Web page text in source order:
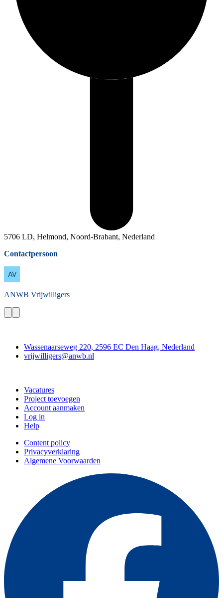
5706 LD, Helmond, Noord-Brabant, Nederland
Contactpersoon
ANWB Vrijwilligers
Wassenaarseweg 220, 2596 EC Den Haag, Nederland
vrijwilligers@anwb.nl
Vacatures
Project toevoegen
Account aanmaken
Log in
Help
Content policy
Privacyverklaring
Algemene Voorwaarden